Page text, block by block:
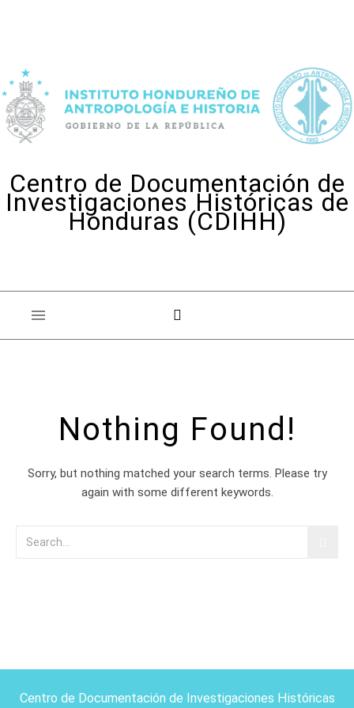
Centro de Documentación de
Investigaciones Históricas de
Honduras (CDIHH)
Nothing Found!
Sorry, but nothing matched your search terms. Please try
again with some different keywords.
Centro de Documentación de Investigaciones Históricas